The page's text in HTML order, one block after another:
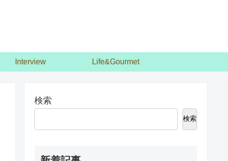
Interview Life&Gourmet
検索
検索